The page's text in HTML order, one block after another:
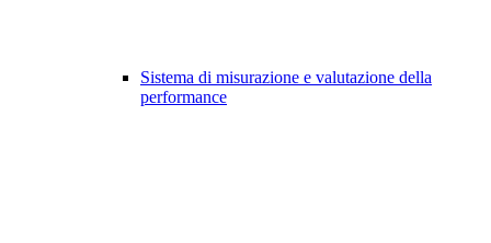
Sistema di misurazione e valutazione della
performance